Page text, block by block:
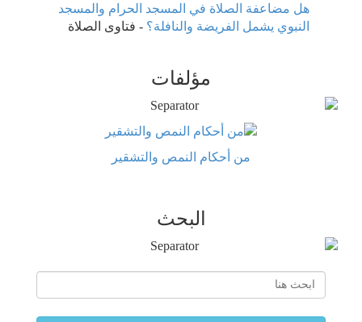
هل مضاعفة الصلاة في المسجد الحرام والمسجد
النبوي يشمل الفريضة والنافلة؟ - فتاوى الصلاة
مؤلفات
من أحكام النمص والتشقير
البحث